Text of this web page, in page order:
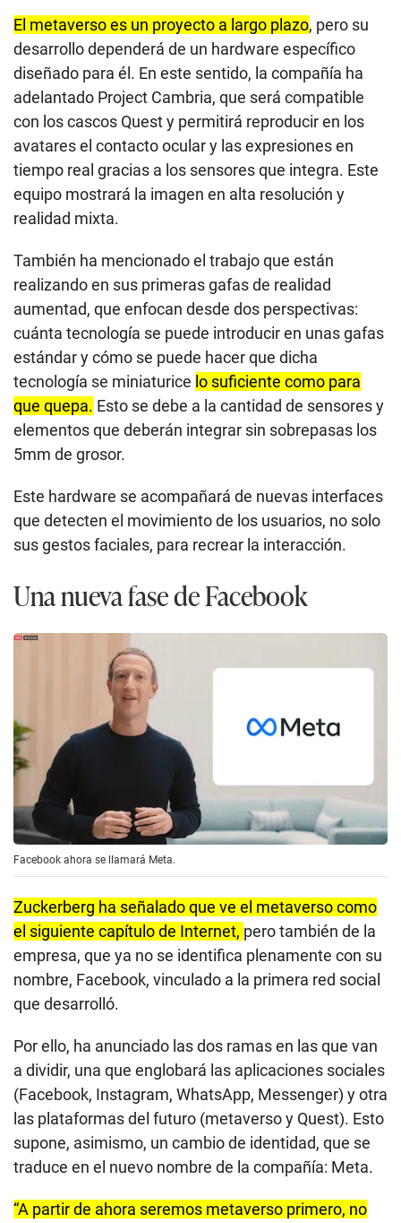
El metaverso es un proyecto a largo plazo, pero su
desarrollo dependerá de un hardware específico
diseñado para él. En este sentido, la compañía ha
adelantado Project Cambria, que será compatible
con los cascos Quest y permitirá reproducir en los
avatares el contacto ocular y las expresiones en
tiempo real gracias a los sensores que integra. Este
equipo mostrará la imagen en alta resolución y
realidad mixta.
También ha mencionado el trabajo que están
realizando en sus primeras gafas de realidad
aumentad, que enfocan desde dos perspectivas:
cuánta tecnología se puede introducir en unas gafas
estándar y cómo se puede hacer que dicha
tecnología se miniaturice lo suficiente como para
que quepa. Esto se debe a la cantidad de sensores y
elementos que deberán integrar sin sobrepasas los
5mm de grosor.
Este hardware se acompañará de nuevas interfaces
que detecten el movimiento de los usuarios, no solo
sus gestos faciales, para recrear la interacción.
Una nueva fase de Facebook
Facebook ahora se llamará Meta.
Zuckerberg ha señalado que ve el metaverso como
el siguiente capítulo de Internet, pero también de la
empresa, que ya no se identifica plenamente con su
nombre, Facebook, vinculado a la primera red social
que desarrolló.
Por ello, ha anunciado las dos ramas en las que van
a dividir, una que englobará las aplicaciones sociales
(Facebook, Instagram, WhatsApp, Messenger) y otra
las plataformas del futuro (metaverso y Quest). Esto
supone, asimismo, un cambio de identidad, que se
traduce en el nuevo nombre de la compañía: Meta.
“A partir de ahora seremos metaverso primero, no